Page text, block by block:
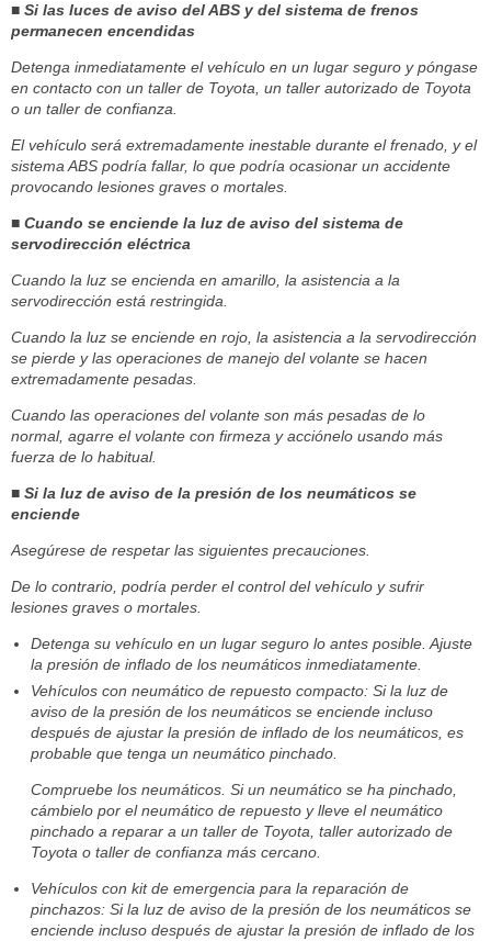
■ Si las luces de aviso del ABS y del sistema de frenos
permanecen encendidas
Detenga inmediatamente el vehículo en un lugar seguro y póngase
en contacto con un taller de Toyota, un taller autorizado de Toyota
o un taller de confianza.
El vehículo será extremadamente inestable durante el frenado, y el
sistema ABS podría fallar, lo que podría ocasionar un accidente
provocando lesiones graves o mortales.
■ Cuando se enciende la luz de aviso del sistema de
servodirección eléctrica
Cuando la luz se encienda en amarillo, la asistencia a la
servodirección está restringida.
Cuando la luz se enciende en rojo, la asistencia a la servodirección
se pierde y las operaciones de manejo del volante se hacen
extremadamente pesadas.
Cuando las operaciones del volante son más pesadas de lo
normal, agarre el volante con firmeza y acciónelo usando más
fuerza de lo habitual.
■ Si la luz de aviso de la presión de los neumáticos se
enciende
Asegúrese de respetar las siguientes precauciones.
De lo contrario, podría perder el control del vehículo y sufrir
lesiones graves o mortales.
Detenga su vehículo en un lugar seguro lo antes posible. Ajuste
la presión de inflado de los neumáticos inmediatamente.
Vehículos con neumático de repuesto compacto: Si la luz de
aviso de la presión de los neumáticos se enciende incluso
después de ajustar la presión de inflado de los neumáticos, es
probable que tenga un neumático pinchado.
Compruebe los neumáticos. Si un neumático se ha pinchado,
cámbielo por el neumático de repuesto y lleve el neumático
pinchado a reparar a un taller de Toyota, taller autorizado de
Toyota o taller de confianza más cercano.
Vehículos con kit de emergencia para la reparación de
pinchazos: Si la luz de aviso de la presión de los neumáticos se
enciende incluso después de ajustar la presión de inflado de los